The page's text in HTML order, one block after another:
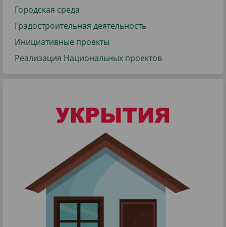
Городская среда
Градостроительная деятельность
Инициативные проекты
Реализация Национальных проектов